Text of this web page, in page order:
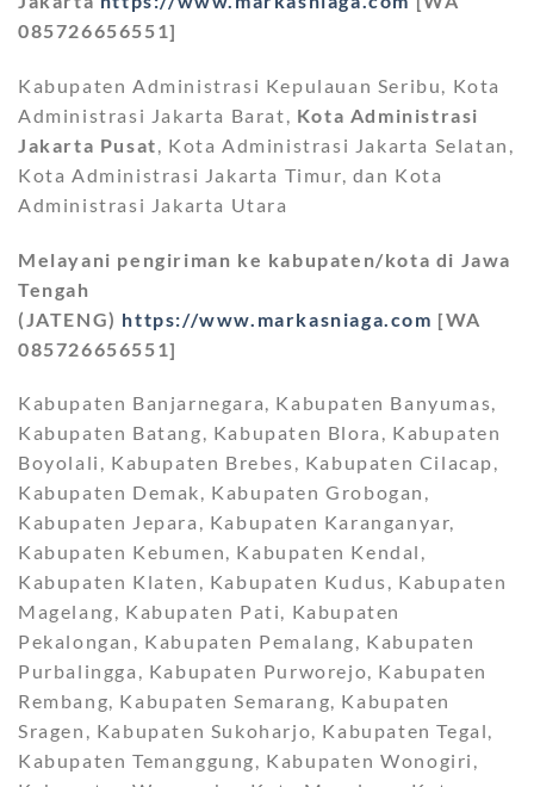
085726656551]
Kabupaten Administrasi Kepulauan Seribu, Kota
Administrasi Jakarta Barat, Kota Administrasi
Jakarta Pusat , Kota Administrasi Jakarta Selatan,
Kota Administrasi Jakarta Timur, dan Kota
Administrasi Jakarta Utara
Melayani pengiriman ke kabupaten/kota di Jawa
Tengah
(JATENG) https://www.markasniaga.com [WA
085726656551]
Kabupaten Banjarnegara, Kabupaten Banyumas,
Kabupaten Batang, Kabupaten Blora, Kabupaten
Boyolali, Kabupaten Brebes, Kabupaten Cilacap,
Kabupaten Demak, Kabupaten Grobogan,
Kabupaten Jepara, Kabupaten Karanganyar,
Kabupaten Kebumen, Kabupaten Kendal,
Kabupaten Klaten, Kabupaten Kudus, Kabupaten
Magelang, Kabupaten Pati, Kabupaten
Pekalongan, Kabupaten Pemalang, Kabupaten
Purbalingga, Kabupaten Purworejo, Kabupaten
Rembang, Kabupaten Semarang, Kabupaten
Sragen, Kabupaten Sukoharjo, Kabupaten Tegal,
Kabupaten Temanggung, Kabupaten Wonogiri,